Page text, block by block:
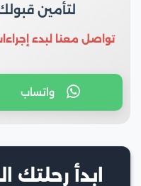
لتأمين
تواصل معنا لبدء
واتساب
ابدأ